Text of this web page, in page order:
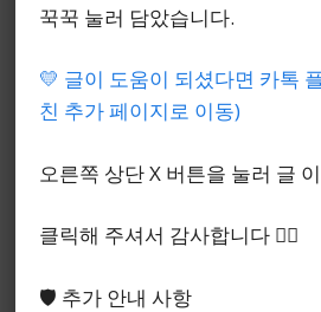
꾹꾹 눌러 담았습니다.
💛 글이 도움이 되셨다면 카톡
친 추가 페이지로 이동)
오른쪽 상단 X 버튼을 눌러 글
클릭해 주셔서 감사합니다 🙇‍♂️
🛡️ 추가 안내 사항